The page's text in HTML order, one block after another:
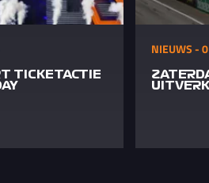
TICKETACTIE
NIEUWS -